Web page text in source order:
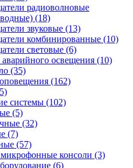
радиоволновые
(18)
звуковые (13)
комбинированные (10)
световые (6)
освещения (10)
(35)
(162)
системы (102)
(5)
(32)
(7)
(57)
консоли (3)
(6)